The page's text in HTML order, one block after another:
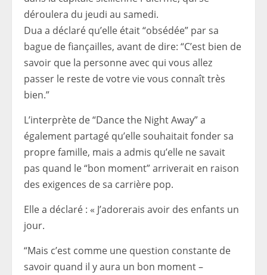
déroulera du jeudi au samedi.
Dua a déclaré qu’elle était “obsédée” par sa
bague de fiançailles, avant de dire: “C’est bien de
savoir que la personne avec qui vous allez
passer le reste de votre vie vous connaît très
bien.”
L’interprète de “Dance the Night Away” a
également partagé qu’elle souhaitait fonder sa
propre famille, mais a admis qu’elle ne savait
pas quand le “bon moment” arriverait en raison
des exigences de sa carrière pop.
Elle a déclaré : « J’adorerais avoir des enfants un
jour.
“Mais c’est comme une question constante de
savoir quand il y aura un bon moment –